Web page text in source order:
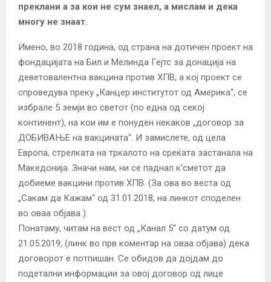
преклани а за кои не сум знаел, а мислам и дека
многу не знаат.
Имено, во 2018 година, од страна на дотичен проект на
фондацијата на Бил и Мелинда Гејтс за донација на
деветовалентна вакцина против ХПВ, а кој проект се
спроведува преку „Канцер институтот од Америка“, се
избрале 5 земји во светот (по една од секој
континент), на кои им е понуден некаков „договор за
ДОБИВАЊЕ на вакцината“. И замислете, од цела
Европа, стрелката на тркалото на среќата застанала на
Македонија. Значи нам, ни се паднал к‘сметот да
добиеме вакцини против ХПВ. (За ова во веста од
„Сакам да Кажам“ од 31.01.2018, на линкот споделен
во оваа објава ).
Понатаму, читам на вест од „Канал 5“ со датум од
21.05.2019, (линк во прв коментар на оваа објава) дека
договорот е потпишан. Се обидов да дојдам до
подетални информации за овој договор од лице